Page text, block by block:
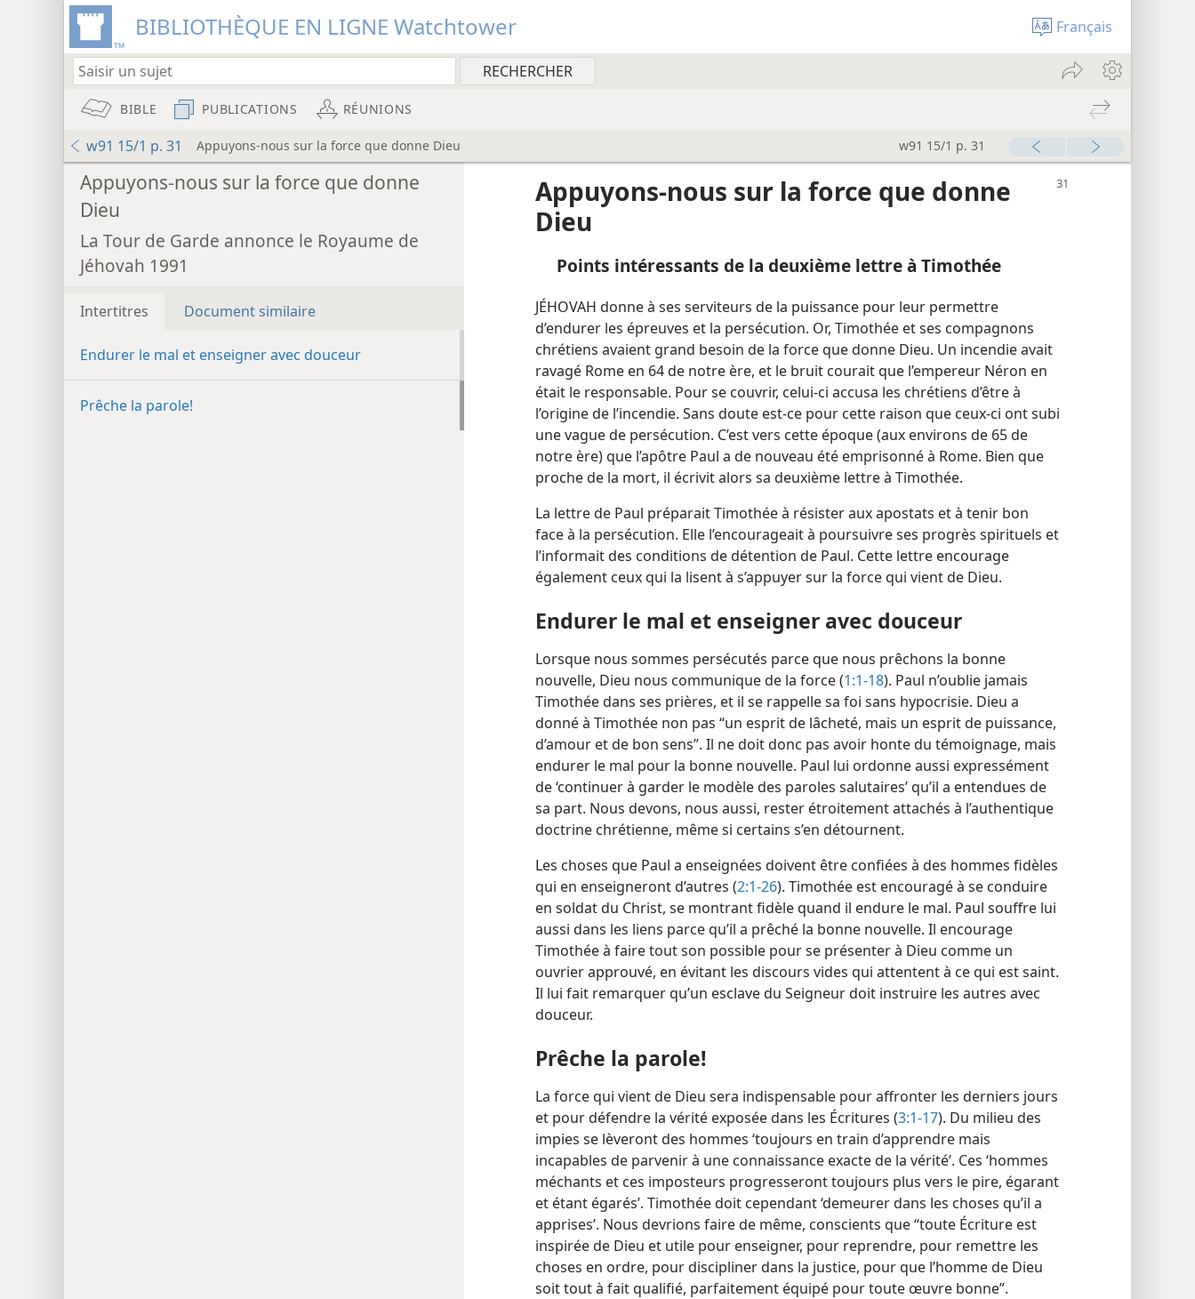
BIBLIOTHÈQUE EN LIGNE Watchtower Français
BIBLE PUBLICATIONS RÉUNIONS
w91 15/1 p. 31 Appuyons-nous sur la force que donne Dieu w91 15/1 p. 31
Appuyons-nous sur la force que donne
Dieu
La Tour de Garde annonce le Royaume de
Jéhovah 1991
Intertitres Document similaire
Endurer le mal et enseigner avec douceur
Prêche la parole!
Appuyons-​nous sur la force que donne
Dieu
Points intéressants de la deuxième lettre à Timothée
JÉHOVAH donne à ses serviteurs de la puissance pour leur permettre
d’endurer les épreuves et la persécution. Or, Timothée et ses compagnons
chrétiens avaient grand besoin de la force que donne Dieu. Un incendie avait
ravagé Rome en 64 de notre ère, et le bruit courait que l’empereur Néron en
était le responsable. Pour se couvrir, celui-ci accusa les chrétiens d’être à
l’origine de l’incendie. Sans doute est-​ce pour cette raison que ceux-ci ont subi
une vague de persécution. C’est vers cette époque (aux environs de 65 de
notre ère) que l’apôtre Paul a de nouveau été emprisonné à Rome. Bien que
proche de la mort, il écrivit alors sa deuxième lettre à Timothée.
La lettre de Paul préparait Timothée à résister aux apostats et à tenir bon
face à la persécution. Elle l’encourageait à poursuivre ses progrès spirituels et
l’informait des conditions de détention de Paul. Cette lettre encourage
également ceux qui la lisent à s’appuyer sur la force qui vient de Dieu.
Endurer le mal et enseigner avec douceur
Lorsque nous sommes persécutés parce que nous prêchons la bonne
nouvelle, Dieu nous communique de la force (1:1-18). Paul n’oublie jamais
Timothée dans ses prières, et il se rappelle sa foi sans hypocrisie. Dieu a
donné à Timothée non pas “un esprit de lâcheté, mais un esprit de puissance,
d’amour et de bon sens”. Il ne doit donc pas avoir honte du témoignage, mais
endurer le mal pour la bonne nouvelle. Paul lui ordonne aussi expressément
de ‘continuer à garder le modèle des paroles salutaires’ qu’il a entendues de
sa part. Nous devons, nous aussi, rester étroitement attachés à l’authentique
doctrine chrétienne, même si certains s’en détournent.
Les choses que Paul a enseignées doivent être confiées à des hommes fidèles
qui en enseigneront d’autres (2:1-26). Timothée est encouragé à se conduire
en soldat du Christ, se montrant fidèle quand il endure le mal. Paul souffre lui
aussi dans les liens parce qu’il a prêché la bonne nouvelle. Il encourage
Timothée à faire tout son possible pour se présenter à Dieu comme un
ouvrier approuvé, en évitant les discours vides qui attentent à ce qui est saint.
Il lui fait remarquer qu’un esclave du Seigneur doit instruire les autres avec
douceur.
Prêche la parole!
La force qui vient de Dieu sera indispensable pour affronter les derniers jours
et pour défendre la vérité exposée dans les Écritures (3:1-17). Du milieu des
impies se lèveront des hommes ‘toujours en train d’apprendre mais
incapables de parvenir à une connaissance exacte de la vérité’. Ces ‘hommes
méchants et ces imposteurs progresseront toujours plus vers le pire, égarant
et étant égarés’. Timothée doit cependant ‘demeurer dans les choses qu’il a
apprises’. Nous devrions faire de même, conscients que “toute Écriture est
inspirée de Dieu et utile pour enseigner, pour reprendre, pour remettre les
choses en ordre, pour discipliner dans la justice, pour que l’homme de Dieu
soit tout à fait qualifié, parfaitement équipé pour toute œuvre bonne”.